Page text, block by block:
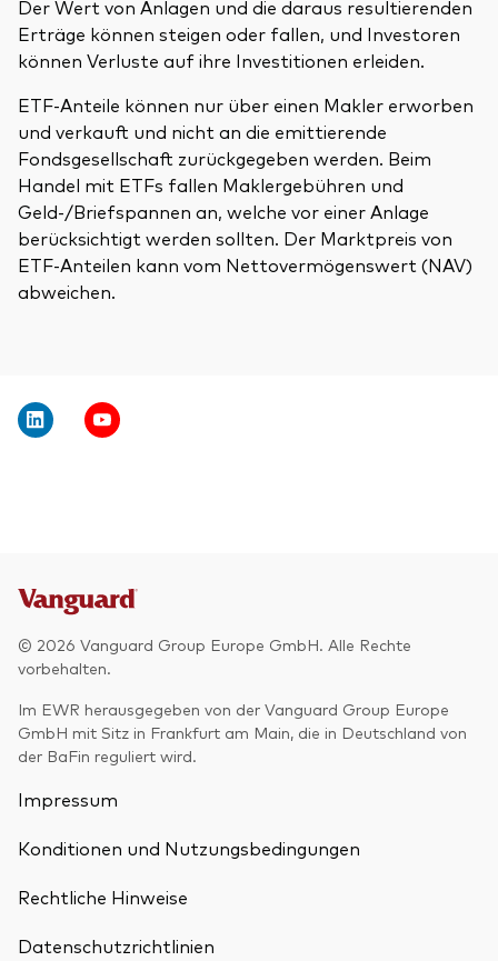
Der Wert von Anlagen und die daraus resultierenden
Erträge können steigen oder fallen, und Investoren
können Verluste auf ihre Investitionen erleiden.
ETF-Anteile können nur über einen Makler erworben
und verkauft und nicht an die emittierende
Fondsgesellschaft zurückgegeben werden. Beim
Handel mit ETFs fallen Maklergebühren und
Geld-/Briefspannen an, welche vor einer Anlage
berücksichtigt werden sollten. Der Marktpreis von
ETF-Anteilen kann vom Nettovermögenswert (NAV)
abweichen.
© 2026 Vanguard Group Europe GmbH. Alle Rechte
vorbehalten.
Im EWR herausgegeben von der Vanguard Group Europe
GmbH mit Sitz in Frankfurt am Main, die in Deutschland von
der BaFin reguliert wird.
Impressum
Konditionen und Nutzungsbedingungen
Rechtliche Hinweise
Datenschutzrichtlinien